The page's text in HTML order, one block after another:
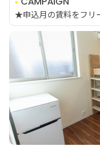
★申込月の賃料をフリ